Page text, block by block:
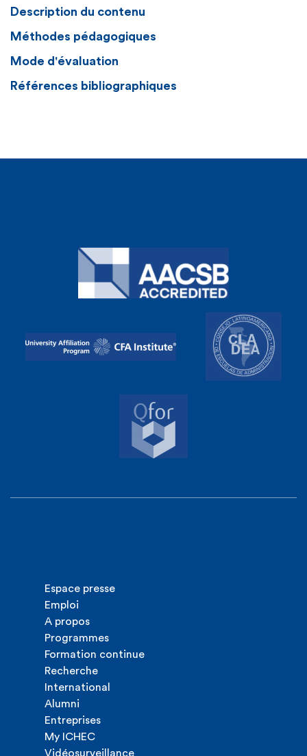
Description du contenu
Méthodes pédagogiques
Mode d'évaluation
Références bibliographiques
Espace presse
Emploi
A propos
Programmes
Formation continue
Recherche
International
Alumni
Entreprises
My ICHEC
Vidéosurveillance